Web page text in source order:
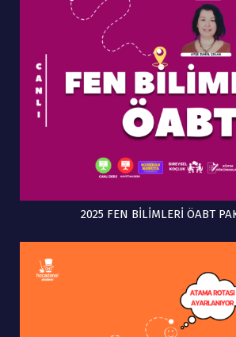
2025 FEN BİLİMLERİ ÖABT